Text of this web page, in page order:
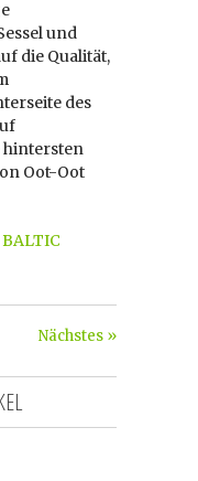
und
die Qualität,
des
hintersten
Oot-Oot
BALTIC
Nächstes »